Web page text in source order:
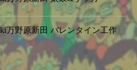
万野原新田 バレンタイン工作